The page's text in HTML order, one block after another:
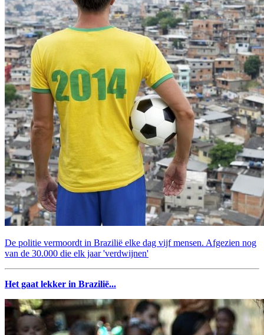
De politie vermoordt in Brazilië elke dag vijf mensen. Afgezien nog
van de 30.000 die elk jaar 'verdwijnen'
Het gaat lekker in Brazilië...